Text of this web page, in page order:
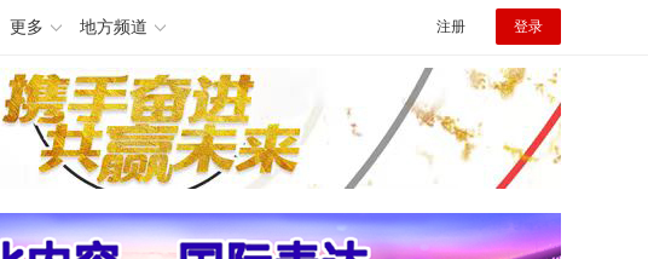
更多 地方频道 注册 登录